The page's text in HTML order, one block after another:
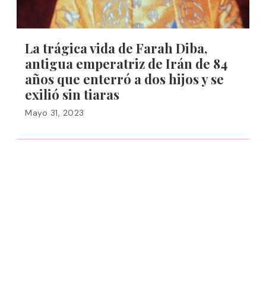
La trágica vida de Farah Diba,
antigua emperatriz de Irán de 84
años que enterró a dos hijos y se
exilió sin tiaras
Mayo 31, 2023